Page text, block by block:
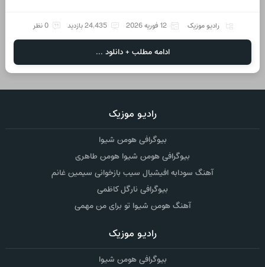
رادیو موزیک 12 فوریه 2026 24,435 بازدید 0 نظر
ادامه مطلب + دانلود ...
رادیو موزیک
بیوگرافی هومن شیوا
بیوگرافی هومن شیوا هومن طاهری
آهنگ سودابه افیشیال سیب بازخوانی سیمین غانم
بیوگرافی نارگل کاظمی
آهنگ هومن شیوا تو برای من مهمی
رادیو موزیک
بیوگرافی هومن شیوا